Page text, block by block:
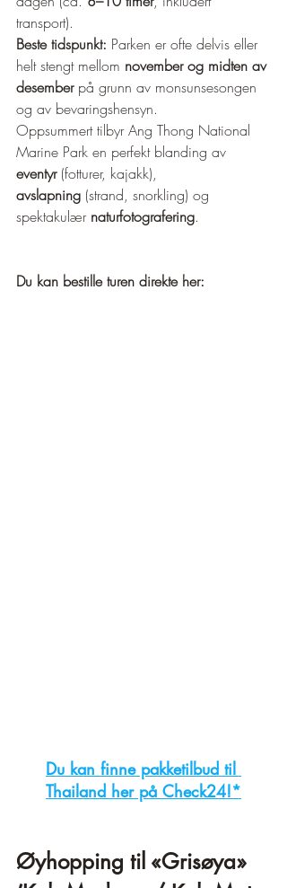
¡
transport).
Beste tidspunkt: Parken er ofte delvis eller
helt stengt mellom november og midten av
desember på grunn av monsunsesongen
og av bevaringshensyn.
Oppsummert tilbyr Ang Thong National
Marine Park en perfekt blanding av
eventyr (fotturer, kajakk),
avslapning (strand, snorkling) og
spektakulær naturfotografering.
Du kan bestille turen direkte her:
Du kan finne pakketilbud til
Thailand her på Check24!*
Øyhopping til «Grisøya»